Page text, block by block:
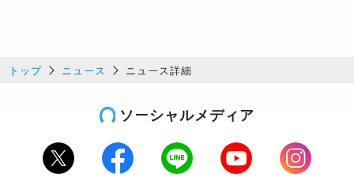
トップ ニュース ニュース詳細
ソーシャルメディア
Twitter Facebook LINE Youtube
Instagram